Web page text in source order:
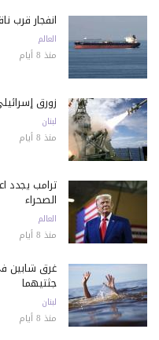
انفجار قرب
العالم
منذ 8 أيام
زورق
لبنان
منذ 8 أيام
ترامب يجدد
الصحراء
العالم
منذ 8 أيام
غرق شابين
جثتيهما
لبنان
منذ 8 أيام